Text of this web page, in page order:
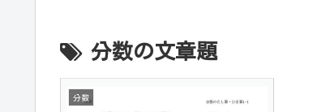
分数の文章題
分数